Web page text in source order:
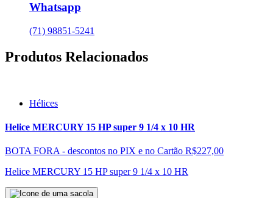
Whatsapp
(71) 98851-5241
Produtos Relacionados
Hélices
Helice MERCURY 15 HP super 9 1/4 x 10 HR
BOTA FORA - descontos no PIX e no Cartão R$227,00
Helice MERCURY 15 HP super 9 1/4 x 10 HR